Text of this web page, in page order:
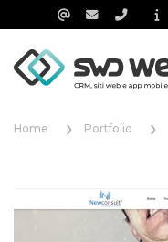
Home Portfolio